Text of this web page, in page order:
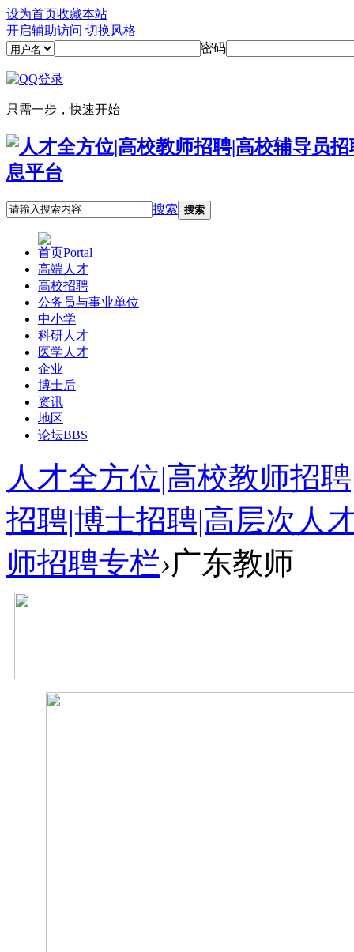
设为首页收藏本站
开启辅助访问 切换风格
密码
只需一步，快速开始
搜索 搜索
首页Portal
高端人才
高校招聘
公务员与事业单位
中小学
科研人才
医学人才
企业
博士后
资讯
地区
论坛BBS
人才全方位|高校教师招
招聘|博士招聘|高层次人
师招聘专栏›广东教师